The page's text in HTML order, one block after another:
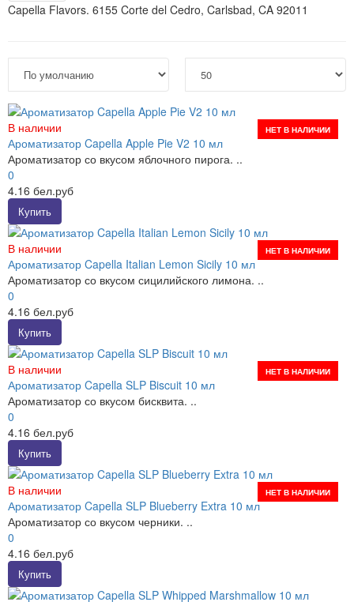
Capella Flavors. 6155 Corte del Cedro, Carlsbad, CA 92011
НЕТ В НАЛИЧИИ
В наличии
Ароматизатор Capella Apple Pie V2 10 мл
Ароматизатор со вкусом яблочного пирога. ..
0
4.16 бел.руб
Купить
НЕТ В НАЛИЧИИ
В наличии
Ароматизатор Capella Italian Lemon Sicily 10 мл
Ароматизатор со вкусом сицилийского лимона. ..
0
4.16 бел.руб
Купить
НЕТ В НАЛИЧИИ
В наличии
Ароматизатор Capella SLP Biscuit 10 мл
Ароматизатор со вкусом бисквита. ..
0
4.16 бел.руб
Купить
НЕТ В НАЛИЧИИ
В наличии
Ароматизатор Capella SLP Blueberry Extra 10 мл
Ароматизатор со вкусом черники. ..
0
4.16 бел.руб
Купить